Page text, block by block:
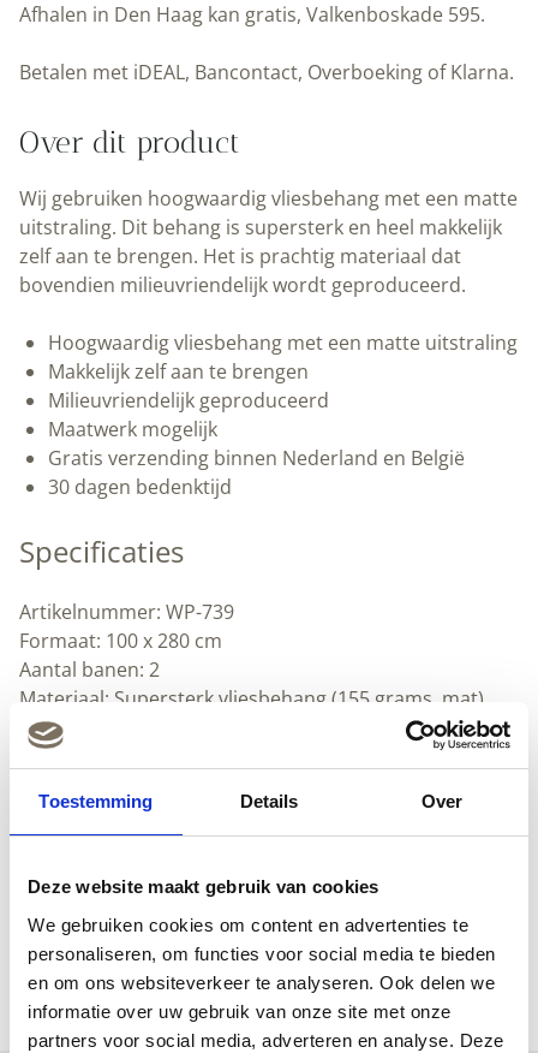
Toestemming Details Over
Deze website maakt gebruik van cookies
We gebruiken cookies om content en advertenties te
personaliseren, om functies voor social media te bieden
en om ons websiteverkeer te analyseren. Ook delen we
informatie over uw gebruik van onze site met onze
partners voor social media, adverteren en analyse. Deze
Grafische
lijnen
|
II
x
280
cm
|
Amsterdam
|
Peltenburg
Natuurverf
aantal
Afhalen in Den Haag kan gratis, Valkenboskade 595.
Betalen met iDEAL, Bancontact, Overboeking of Klarna.
Over dit product
Wij gebruiken hoogwaardig vliesbehang met een matte
uitstraling. Dit behang is supersterk en heel makkelijk
zelf aan te brengen. Het is prachtig materiaal dat
bovendien milieuvriendelijk wordt geproduceerd.
Hoogwaardig vliesbehang met een matte uitstraling
Makkelijk zelf aan te brengen
Milieuvriendelijk geproduceerd
Maatwerk mogelijk
Gratis verzending binnen Nederland en België
30 dagen bedenktijd
Specificaties
Artikelnummer: WP-739
Formaat: 100 x 280 cm
Aantal banen: 2
Materiaal: Supersterk vliesbehang (155 grams, mat).
Heel makkelijk zelf aan te brengen.
Lijmadvies: Perfax Ready & Roll voor vliesbehang
Herhaalbaar
Afwasbaar: x
Downloads
(Nederlands) (pdf)
(Engels) (pdf)